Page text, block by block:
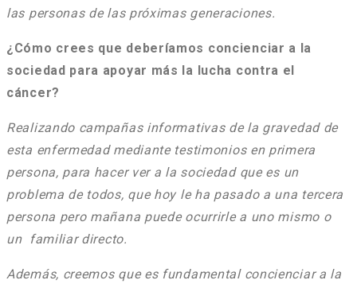
las personas de las próximas generaciones.
¿Cómo crees que deberíamos concienciar a la
sociedad para apoyar más la lucha contra el
cáncer?
Realizando campañas informativas de la gravedad de
esta enfermedad mediante testimonios en primera
persona, para hacer ver a la sociedad que es un
problema de todos, que hoy le ha pasado a una tercera
persona pero mañana puede ocurrirle a uno mismo o
un familiar directo.
Además, creemos que es fundamental concienciar a la